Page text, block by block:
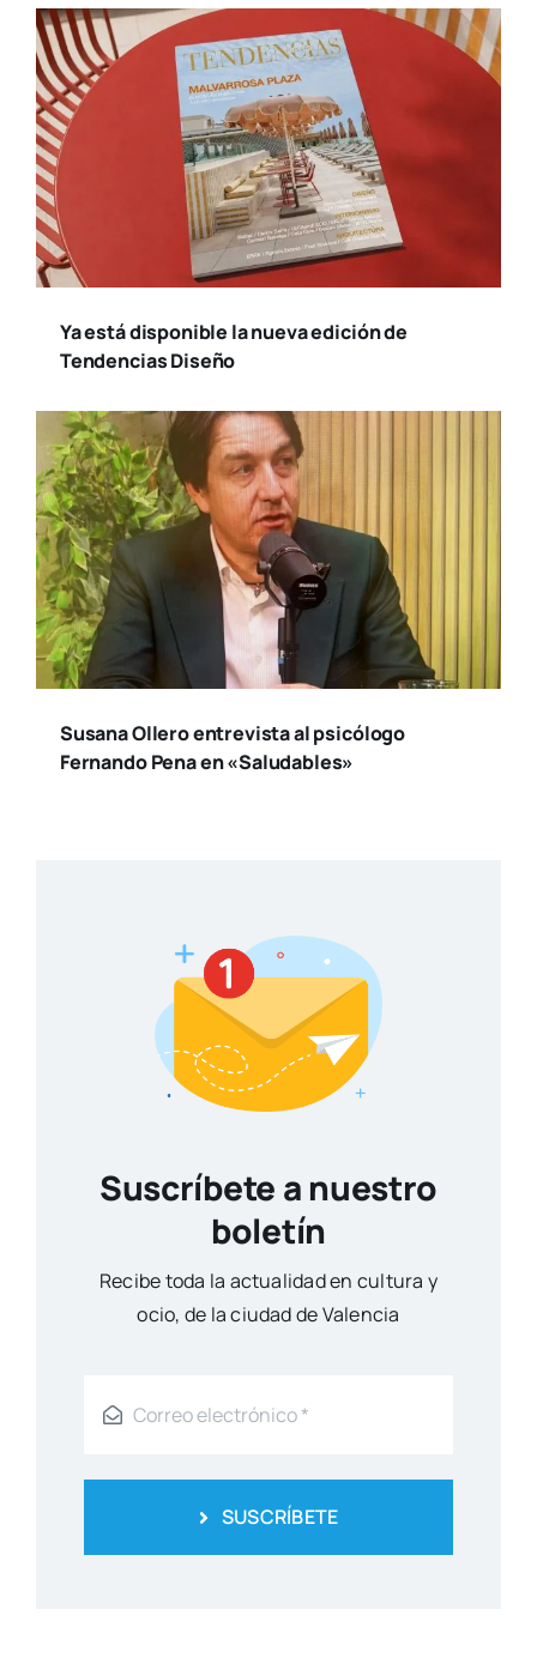
Ya está disponible la nueva edición de
Tendencias Diseño
Susana Ollero entrevista al psicólogo
Fernando Pena en «Saludables»
Suscríbete a nuestro
boletín
Reci­be toda la actua­li­dad en cul­tu­ra y
ocio, de la ciu­dad de Valen­cia
SUSCRÍBETE